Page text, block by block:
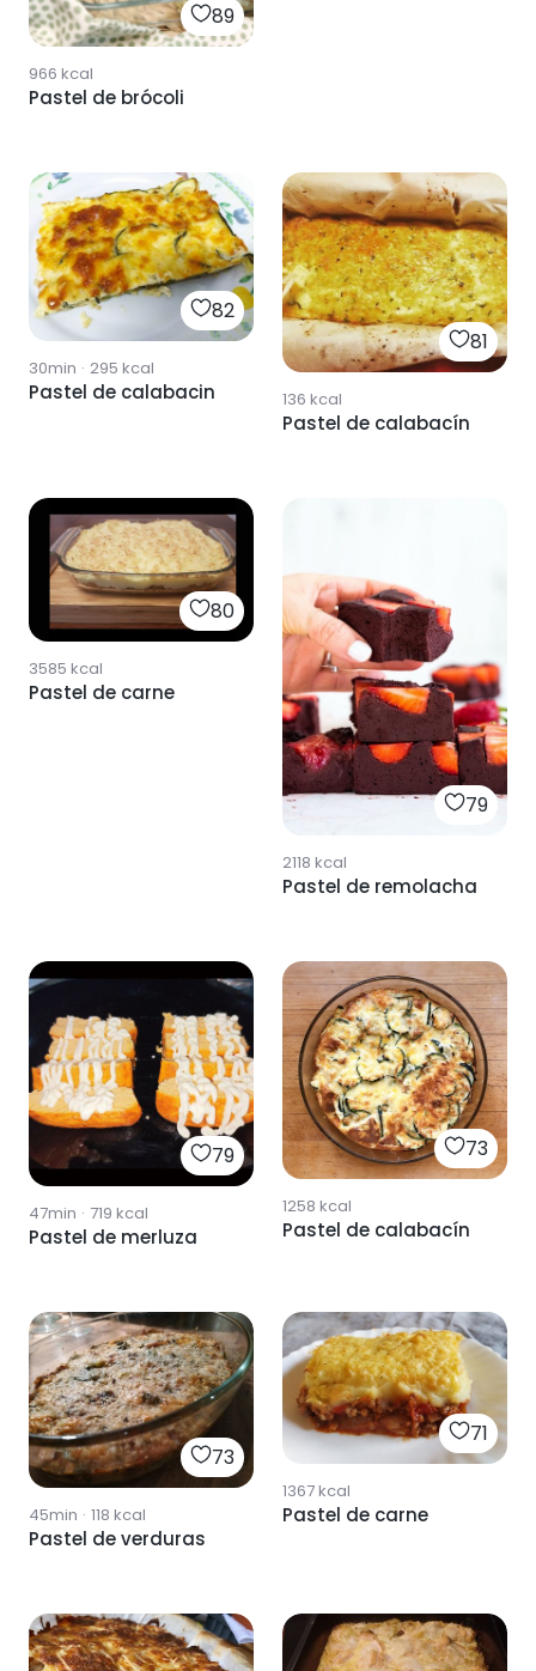
89
966 kcal
Pastel de brócoli
82
30min · 295 kcal
Pastel de calabacin
81
136 kcal
Pastel de calabacín
80
3585 kcal
Pastel de carne
79
2118 kcal
Pastel de remolacha
79
47min · 719 kcal
Pastel de merluza
73
1258 kcal
Pastel de calabacín
73
45min · 118 kcal
Pastel de verduras
71
1367kcal
Pastel de carne